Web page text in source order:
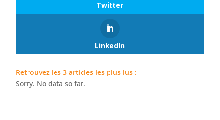
Twitter
LinkedIn
Retrouvez les 3 articles les plus lus :
Sorry. No data so far.